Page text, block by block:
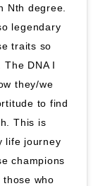
Nth degree.
legendary
traits so
DNA I
they/we
to find
This is
life journey
champions
those who